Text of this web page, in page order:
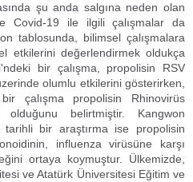
şu anda salgına neden olan
Covid-19 ile ilgili çalışmalar da
tablosunda, bilimsel çalışmalara
etkilerini değerlendirmek oldukça
bir çalışma, propolisin RSV
olumlu etkilerini gösterirken,
çalışma propolisin Rhinovirüs
olduğunu belirtmiştir. Kangwon
tarihli bir araştırma ise propolisin
influenza virüsüne karşı
ortaya koymuştur. Ülkemizde,
ve Atatürk Üniversitesi Eğitim ve